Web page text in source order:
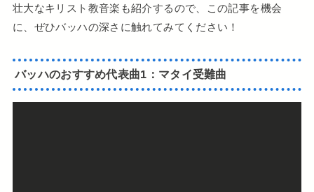
壮大なキリスト教音楽も紹介するので、この記事を機会
に、ぜひバッハの深さに触れてみてください！
バッハのおすすめ代表曲1：マタイ受難曲